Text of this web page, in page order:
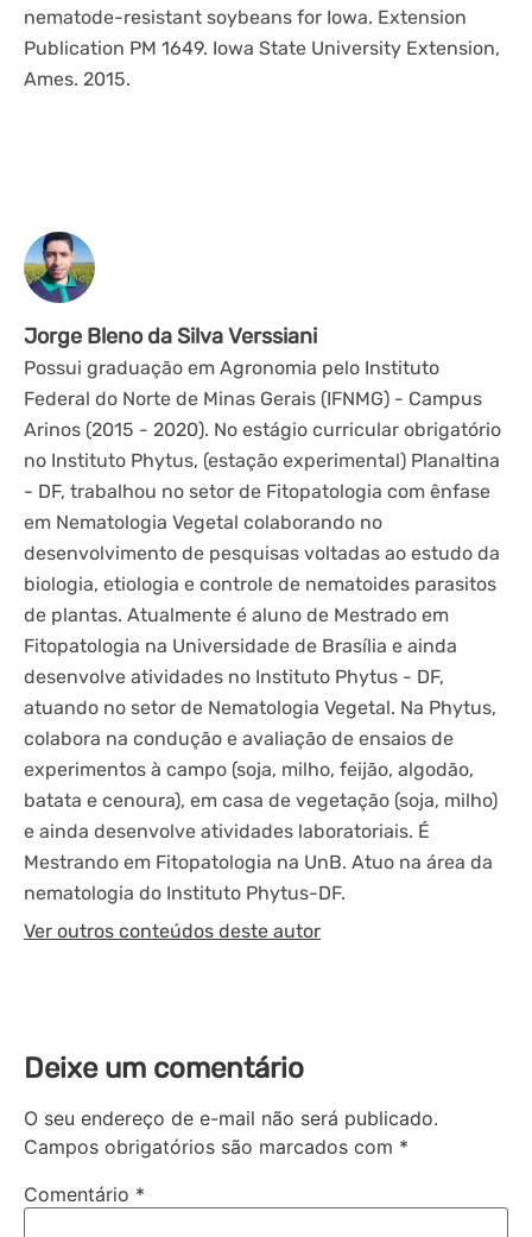
nematode-resistant soybeans for Iowa. Extension
Publication PM 1649. Iowa State University Extension,
Ames. 2015.
Jorge Bleno da Silva Verssiani
Possui graduação em Agronomia pelo Instituto
Federal do Norte de Minas Gerais (IFNMG) - Campus
Arinos (2015 - 2020). No estágio curricular obrigatório
no Instituto Phytus, (estação experimental) Planaltina
- DF, trabalhou no setor de Fitopatologia com ênfase
em Nematologia Vegetal colaborando no
desenvolvimento de pesquisas voltadas ao estudo da
biologia, etiologia e controle de nematoides parasitos
de plantas. Atualmente é aluno de Mestrado em
Fitopatologia na Universidade de Brasília e ainda
desenvolve atividades no Instituto Phytus - DF,
atuando no setor de Nematologia Vegetal. Na Phytus,
colabora na condução e avaliação de ensaios de
experimentos à campo (soja, milho, feijão, algodão,
batata e cenoura), em casa de vegetação (soja, milho)
e ainda desenvolve atividades laboratoriais. É
Mestrando em Fitopatologia na UnB. Atuo na área da
nematologia do Instituto Phytus-DF.
Ver outros conteúdos deste autor
Deixe um comentário
O seu endereço de e-mail não será publicado.
Campos obrigatórios são marcados com *
Comentário *